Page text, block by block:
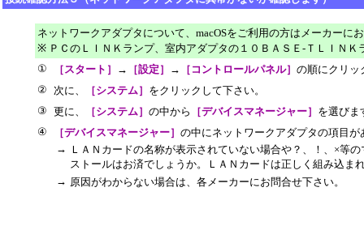
ネットワークアダプタについて、macOSをご利用の方はメーカーに
※ ＰＣのＬＩＮＫランプ、室内アダプタの１０ＢＡＳＥ-ＴＬＩＮ
①
［スタート］ → ［設定］ → ［コントロールパネル］ の順にクリッ
② 次に、 ［システム］ をクリックして下さい。
③ 更に、 ［システム］ の中から ［デバイスマネージャー］ を選びま
④
［デバイスマネージャー］ の中にネットワークアダプタの項目
→ ＬＡＮカードの名称が表示されていない場合や？、！、×等
ストールはお済でしょうか。ＬＡＮカードは正しく組み込ま
→ 原因がわからない場合は、各メーカーにお問合せ下さい。